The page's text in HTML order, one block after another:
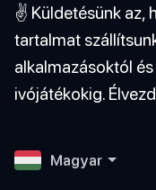
✌️ Küldetésünk az,
tartalmat
alkalmazásoktól
ivójátékokig.
Magyar